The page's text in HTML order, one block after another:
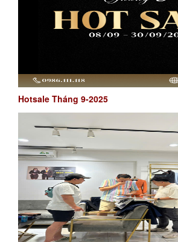
Hotsale Tháng 9-2025